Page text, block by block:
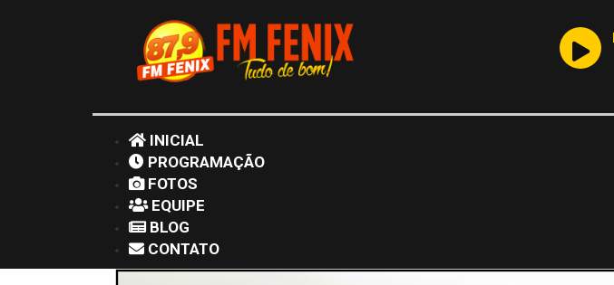
INICIAL
PROGRAMAÇÃO
FOTOS
EQUIPE
BLOG
CONTATO